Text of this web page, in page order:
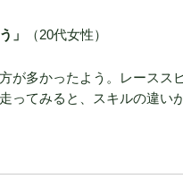
」 （20代女性）
が多かったよう。レース
ってみると、スキルの違い